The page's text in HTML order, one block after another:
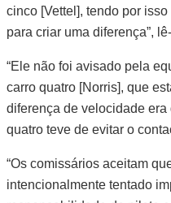
cinco [Vettel], tendo por
para criar uma diferença”,
“Ele não foi avisado pela
carro quatro [Norris], que
diferença de velocidade
quatro teve de evitar o
“Os comissários aceitam
intencionalmente tentado